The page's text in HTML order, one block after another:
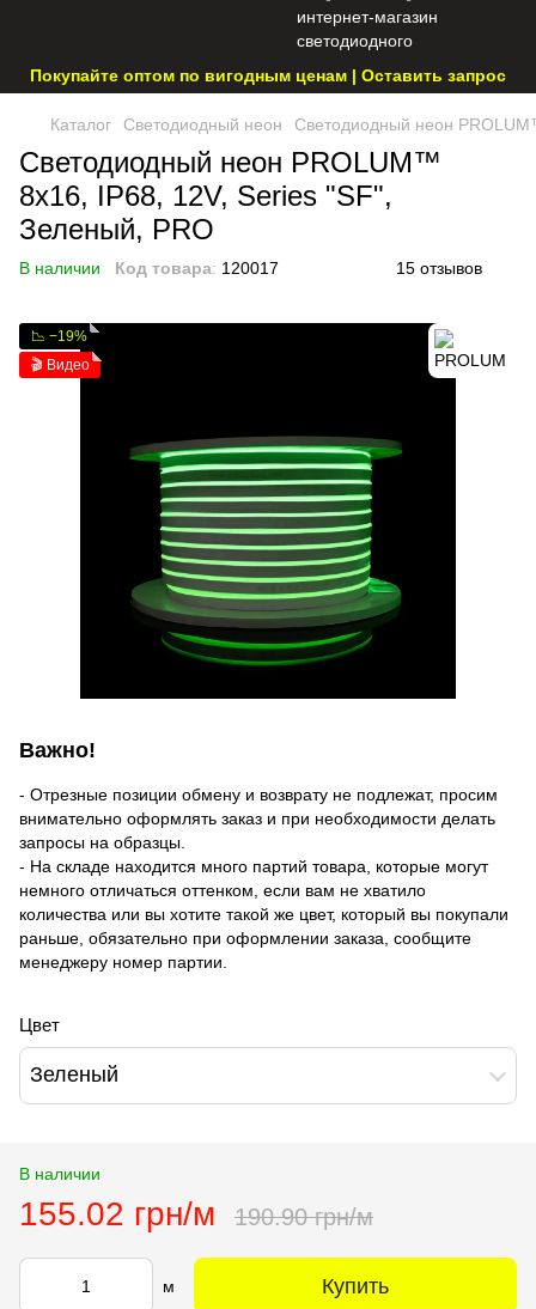
Покупайте оптом по вигодным ценам | Оставить запрос
Каталог Светодиодный неон Светодиодный неон
Светодиодный неон PROLUM™
8x16, IP68, 12V, Series "SF",
Зеленый, PRO
В наличии Код товара: 120017 15 отзывов
📉 −19%
🎬 Видео
Важно!
- Отрезные позиции обмену и возврату не подлежат, просим
внимательно оформлять заказ и при необходимости делать
запросы на образцы.
- На складе находится много партий товара, которые могут
немного отличаться оттенком, если вам не хватило
количества или вы хотите такой же цвет, который вы покупали
раньше, обязательно при оформлении заказа, сообщите
менеджеру номер партии.
Цвет
Зеленый
В наличии
155.02 грн/м 190.90 грн/м
м Купить